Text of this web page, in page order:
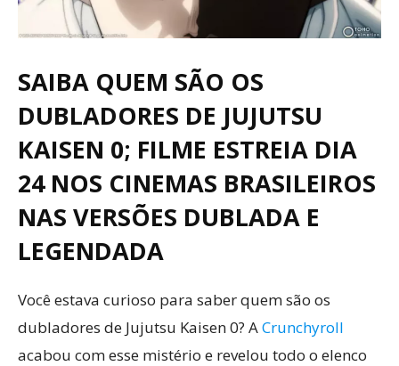
SAIBA QUEM SÃO OS
DUBLADORES DE JUJUTSU
KAISEN 0; FILME ESTREIA DIA
24 NOS CINEMAS BRASILEIROS
NAS VERSÕES DUBLADA E
LEGENDADA
Você estava curioso para saber quem são os
dubladores de Jujutsu Kaisen 0? ACrunchyroll
acabou com esse mistério e revelou todo o elenco